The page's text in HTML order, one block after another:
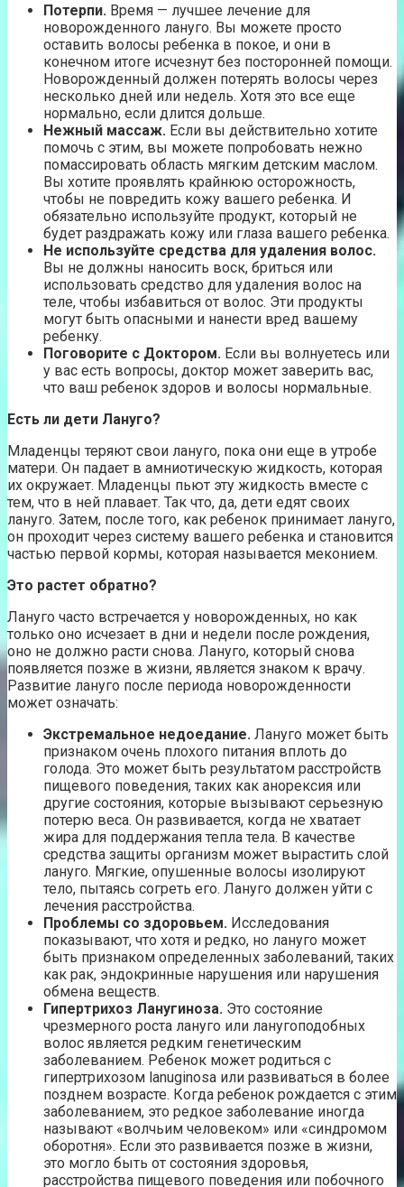
Потерпи. Время — лучшее лечение для
новорожденного лануго. Вы можете просто
оставить волосы ребенка в покое, и они в
конечном итоге исчезнут без посторонней помощи.
Новорожденный должен потерять волосы через
несколько дней или недель. Хотя это все еще
нормально, если длится дольше.
Нежный массаж. Если вы действительно хотите
помочь с этим, вы можете попробовать нежно
помассировать область мягким детским маслом.
Вы хотите проявлять крайнюю осторожность,
чтобы не повредить кожу вашего ребенка. И
обязательно используйте продукт, который не
будет раздражать кожу или глаза вашего ребенка.
Не используйте средства для удаления волос.
Вы не должны наносить воск, бриться или
использовать средство для удаления волос на
теле, чтобы избавиться от волос. Эти продукты
могут быть опасными и нанести вред вашему
ребенку.
Поговорите с Доктором. Если вы волнуетесь или
у вас есть вопросы, доктор может заверить вас,
что ваш ребенок здоров и волосы нормальные.
Есть ли дети Лануго?
Младенцы теряют свои лануго, пока они еще в утробе
матери. Он падает в амниотическую жидкость, которая
их окружает. Младенцы пьют эту жидкость вместе с
тем, что в ней плавает. Так что, да, дети едят своих
лануго. Затем, после того, как ребенок принимает лануго,
он проходит через систему вашего ребенка и становится
частью первой кормы, которая называется меконием.
Это растет обратно?
Лануго часто встречается у новорожденных, но как
только оно исчезает в дни и недели после рождения,
оно не должно расти снова. Лануго, который снова
появляется позже в жизни, является знаком к врачу.
Развитие лануго после периода новорожденности
может означать:
Экстремальное недоедание. Лануго может быть
признаком очень плохого питания вплоть до
голода. Это может быть результатом расстройств
пищевого поведения, таких как анорексия или
другие состояния, которые вызывают серьезную
потерю веса. Он развивается, когда не хватает
жира для поддержания тепла тела. В качестве
средства защиты организм может вырастить слой
лануго. Мягкие, опушенные волосы изолируют
тело, пытаясь согреть его. Лануго должен уйти с
лечения расстройства.
Проблемы со здоровьем. Исследования
показывают, что хотя и редко, но лануго может
быть признаком определенных заболеваний, таких
как рак, эндокринные нарушения или нарушения
обмена веществ.
Гипертрихоз Ланугиноза. Это состояние
чрезмерного роста лануго или ланугоподобных
волос является редким генетическим
заболеванием. Ребенок может родиться с
гипертрихозом lanuginosa или развиваться в более
позднем возрасте. Когда ребенок рождается с этим
заболеванием, это редкое заболевание иногда
называют «волчьим человеком» или «синдромом
оборотня». Если это развивается позже в жизни,
это могло быть от состояния здоровья,
расстройства пищевого поведения или побочного